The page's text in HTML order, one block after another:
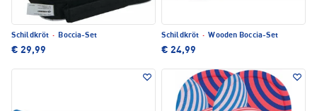
Schildkröt · Boccia-Set
€ 29,99
Schildkröt · Wooden Boccia-Set
€ 24,99